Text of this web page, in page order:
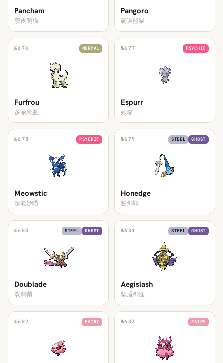
Pancham
顽皮熊猫
Pangoro
霸道熊猫
№676 NORMAL
Furfrou
多丽米亚
№677 PSYCHIC
Espurr
妙喵
№678 PSYCHIC
Meowstic
超能妙喵
№679 STEEL GHOST
Honedge
独剑鞘
№680 STEEL GHOST
Doublade
双剑鞘
№681 STEEL GHOST
Aegislash
坚盾剑怪
№682 FAIRY №683 FAIRY